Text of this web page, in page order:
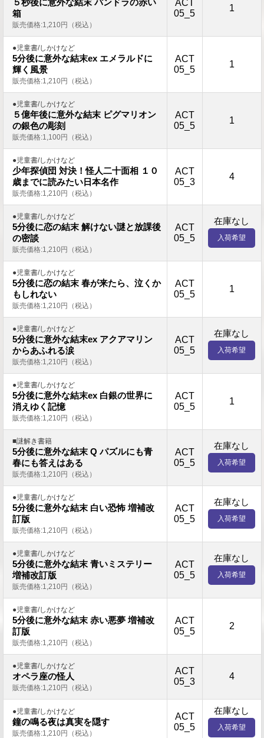
５秒後に意外な結末 パンドラの赤い
箱
販売価格:1,210円（税込）
ACT
05_5
1
●児童書/しかけなど
5分後に意外な結末ex エメラルドに
輝く風景
販売価格:1,210円（税込）
ACT
05_5
1
●児童書/しかけなど
５億年後に意外な結末 ピグマリオン
の銀色の彫刻
販売価格:1,100円（税込）
ACT
05_5
1
●児童書/しかけなど
少年探偵団 対決！怪人二十面相 １０
歳までに読みたい日本名作
販売価格:1,210円（税込）
ACT
05_3
4
●児童書/しかけなど
5分後に恋の結末 解けない謎と放課後
の密談
販売価格:1,210円（税込）
ACT
05_5
在庫なし
入荷希望
●児童書/しかけなど
5分後に恋の結末 春が来たら、泣くか
もしれない
販売価格:1,210円（税込）
ACT
05_5
1
●児童書/しかけなど
5分後に意外な結末ex アクアマリン
からあふれる涙
販売価格:1,210円（税込）
ACT
05_5
在庫なし
入荷希望
●児童書/しかけなど
5分後に意外な結末ex 白銀の世界に
消えゆく記憶
販売価格:1,210円（税込）
ACT
05_5
1
■謎解き書籍
5分後に意外な結末 Q パズルにも青
春にも答えはある
販売価格:1,210円（税込）
ACT
05_5
在庫なし
入荷希望
●児童書/しかけなど
5分後に意外な結末 白い恐怖 増補改
訂版
販売価格:1,210円（税込）
ACT
05_5
在庫なし
入荷希望
●児童書/しかけなど
5分後に意外な結末 青いミステリー
増補改訂版
販売価格:1,210円（税込）
ACT
05_5
在庫なし
入荷希望
●児童書/しかけなど
5分後に意外な結末 赤い悪夢 増補改
訂版
販売価格:1,210円（税込）
ACT
05_5
2
●児童書/しかけなど
オペラ座の怪人
販売価格:1,210円（税込）
ACT
05_3
4
●児童書/しかけなど
鐘の鳴る夜は真実を隠す
販売価格:1,210円（税込）
ACT
05_5
在庫なし
入荷希望